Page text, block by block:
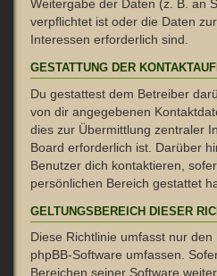
Weitergabe der Daten (z. B. an
verpflichtet ist oder die Daten
Interessen erforderlich sind.
GESTATTUNG DER
Du gestattest dem Betreiber
von dir angegebenen
dies zur Übermittlung zentraler
Board erforderlich ist. Darüber
Benutzer dich kontaktieren,
persönlichen Bereich gestattet
GELTUNGSBEREICH DIESER
Diese Richtlinie umfasst nur
phpBB-Software umfassen.
Bereichen seiner Software